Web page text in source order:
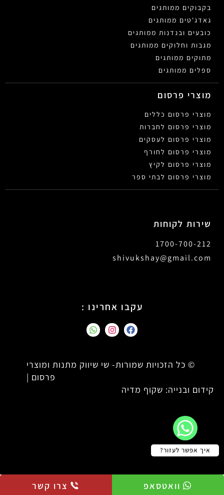
בקבוקים ממותגים
גאדג'טים ממותגים
כובעים ובנדנות ממותגים
מגבות וחלוקים ממותגים
מתוקים ממותגים
ספלים ממותגים
מוצרי פרסום
מוצרי פרסום כללים
מוצרי פרסום לחברות
מוצרי פרסום לעסקים
מוצרי פרסום לחורף
מוצרי פרסום לקיץ
מוצרי פרסום לבתי ספר
שירות לקוחות
1700-700-212
shivukshay@gmail.com
עקבו אחרינו :
© כל הזכויות שמורות- שי שיווק מתנות ומוצרי
פרסום |
קידום ובנייה: שקוף מדיה
איך אפשר לעזור?
וואטסאפ צרו קשר